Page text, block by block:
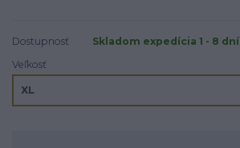
Dostupnosť
Skladom expedícia 1 - 8 dní
Veľkosť